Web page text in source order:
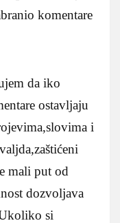
komentare
da iko
ostavljaju
i
mali put od
dozvoljava
si